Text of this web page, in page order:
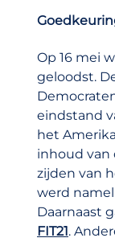
Op 16 mei
geloodst.
eindstand
het
inhoud van
zijden van
werd
Daarnaast
FIT21.